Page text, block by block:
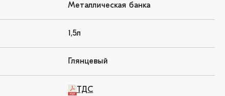
Металлическая банка
1,5л
Глянцевый
ТДС